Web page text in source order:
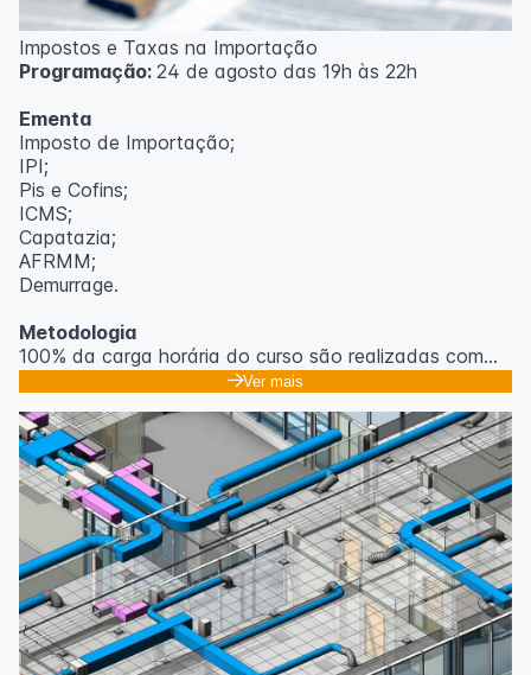
Impostos e Taxas na Importação
Programação: 24 de agosto das 19h às 22h
Ementa
Imposto de Importação;
IPI;
Pis e Cofins;
ICMS;
Capatazia;
AFRMM;
Demurrage.
Metodologia
100% da carga horária do curso são realizadas com
ou tablet.
Outras informações
O curso pode sofrer alteração de dados e horário e os
inscritos serão avisados ​​antecipadamente.
O IPETEC reserva-se o direito de não realizar o curso
caso não atinja o número mínimo de 20 inscritos.
Professor(a):Gabriel Damasceno
Ver mais